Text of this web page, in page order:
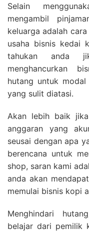
Selain
mengambil
keluarga adalah
usaha bisnis kedai
tahukan anda
menghancurkan
hutang untuk modal
yang sulit diatasi.
Akan lebih baik
anggaran yang
seusai dengan apa
berencana untuk
shop, saran kami
anda akan
memulai bisnis kopi
Menghindari
belajar dari pemilik